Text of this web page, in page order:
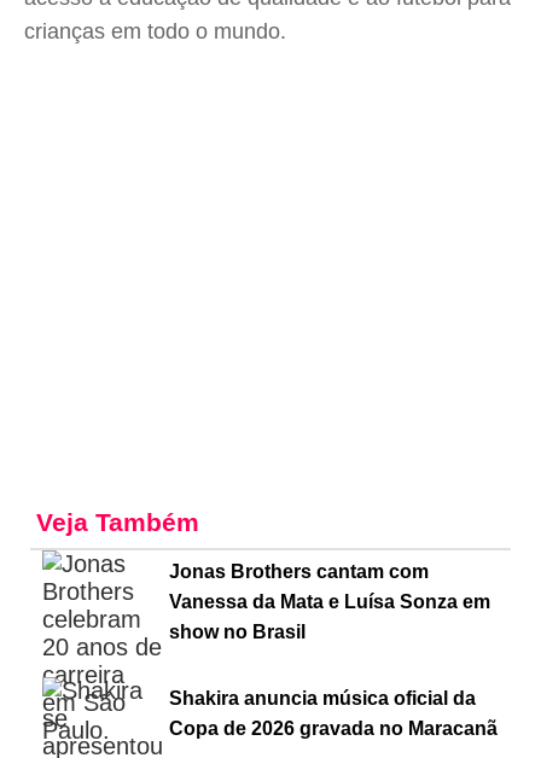
crianças em todo o mundo.
Veja Também
Jonas Brothers cantam com
Vanessa da Mata e Luísa Sonza em
show no Brasil
Shakira anuncia música oficial da
Copa de 2026 gravada no Maracanã